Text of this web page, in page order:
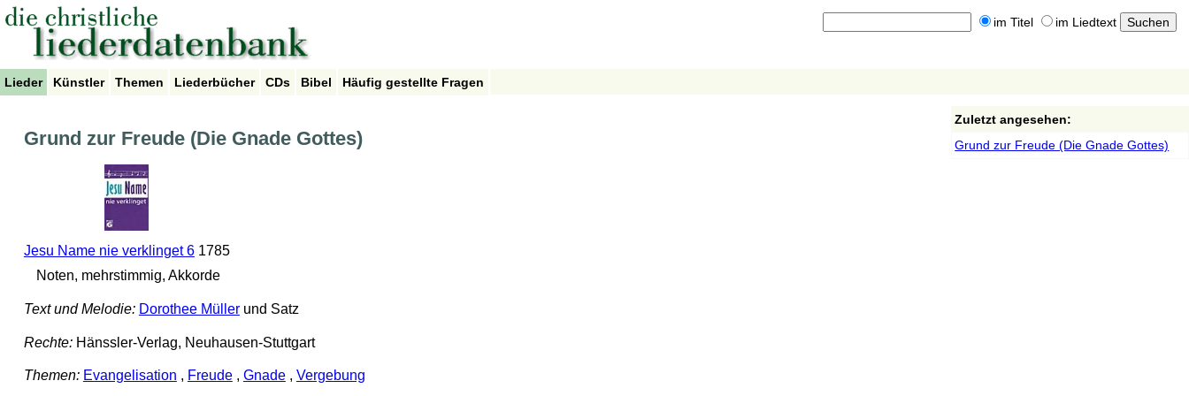
im Titel im Liedtext
Lieder Künstler Themen Liederbücher CDs Bibel Häufig gestellte Fragen
Grund zur Freude (Die Gnade Gottes)
Jesu Name nie verklinget 61785
Noten, mehrstimmig, Akkorde
Text und Melodie: Dorothee Müllerund Satz
Rechte:Hänssler-Verlag, Neuhausen-Stuttgart
Themen: Evangelisation , Freude, Gnade, Vergebung
Zuletzt angesehen:
Grund zur Freude (Die Gnade Gottes)